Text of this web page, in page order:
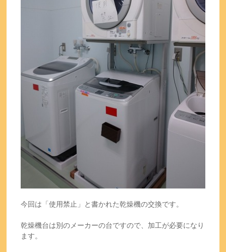
今回は「使用禁止」と書かれた乾燥機の交換です。
乾燥機台は別のメーカーの台ですので、加工が必要になり
ます。